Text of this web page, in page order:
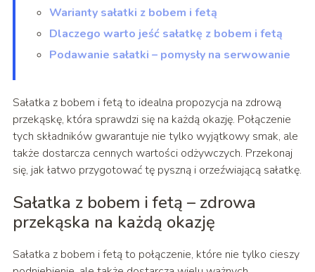
Warianty sałatki z bobem i fetą
Dlaczego warto jeść sałatkę z bobem i fetą
Podawanie sałatki – pomysły na serwowanie
Sałatka z bobem i fetą to idealna propozycja na zdrową
przekąskę, która sprawdzi się na każdą okazję. Połączenie
tych składników gwarantuje nie tylko wyjątkowy smak, ale
także dostarcza cennych wartości odżywczych. Przekonaj
się, jak łatwo przygotować tę pyszną i orzeźwiającą sałatkę.
Sałatka z bobem i fetą – zdrowa
przekąska na każdą okazję
Sałatka z bobem i fetą to połączenie, które nie tylko cieszy